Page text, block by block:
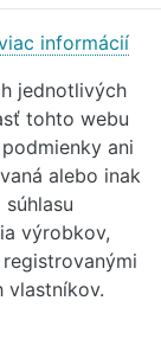
informácií
jednotlivých
tohto webu
ani
alebo inak
výrobkov,
vlastníkov.